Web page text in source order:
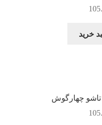
خرید
تاشو چهارگوش